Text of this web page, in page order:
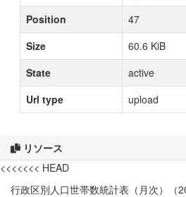
リソース
<<<<<<< HEAD
行政区別人口世帯数統計表（月次）（
Position
47
Size
60.6 KiB
State
active
Url type
upload